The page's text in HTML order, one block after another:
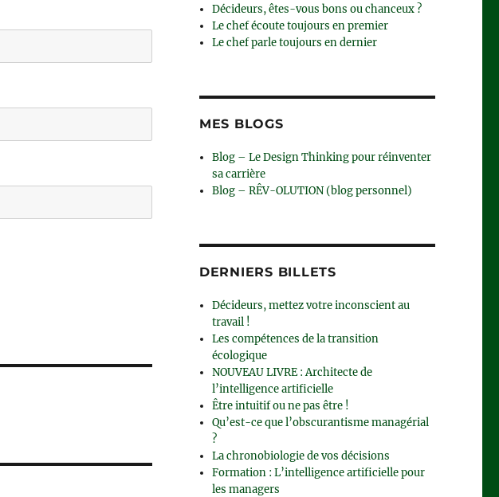
Décideurs, êtes-vous bons ou chanceux ?
Le chef écoute toujours en premier
Le chef parle toujours en dernier
MES BLOGS
Blog – Le Design Thinking pour réinventer
sa carrière
Blog – RÊV-OLUTION (blog personnel)
DERNIERS BILLETS
Décideurs, mettez votre inconscient au
travail !
Les compétences de la transition
écologique
NOUVEAU LIVRE : Architecte de
l’intelligence artificielle
Être intuitif ou ne pas être !
Qu’est-ce que l’obscurantisme managérial
?
La chronobiologie de vos décisions
Formation : L’intelligence artificielle pour
les managers